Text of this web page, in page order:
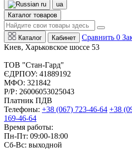
ru
ua
Каталог товаров
Каталог Кабинет Сравнить 0
Киев, Харьковское шоссе 53
ТОВ "Стан-Гард"
ЄДРПОУ: 41889192
МФО: 321842
Р/Р: 26006053025043
Платник ПДВ
Телефоны: +38 (067) 723-46-64 +38
169-46-64
Время работы:
Пн-Пт: 09:00-18:00
Сб-Вс: выходной